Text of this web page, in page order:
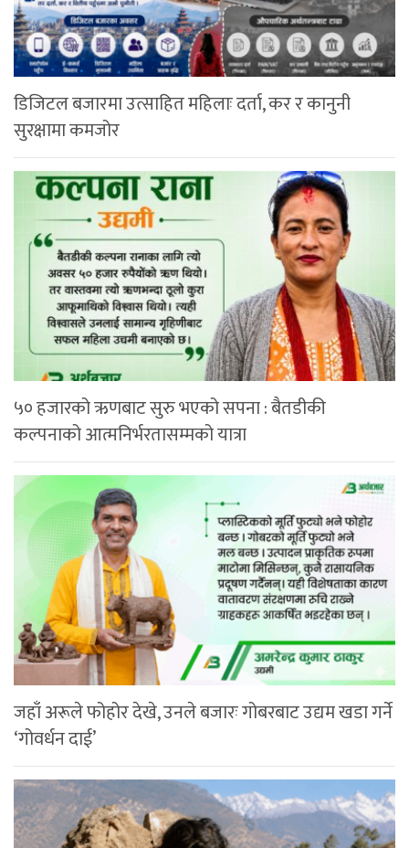
डिजिटल बजारमा उत्साहित महिलाः दर्ता, कर र कानुनी
सुरक्षामा कमजोर
५० हजारको ऋणबाट सुरु भएको सपना : बैतडीकी
कल्पनाको आत्मनिर्भरतासम्मको यात्रा
जहाँ अरूले फोहोर देखे, उनले बजारः गोबरबाट उद्यम खडा गर्ने
‘गोवर्धन दाई’